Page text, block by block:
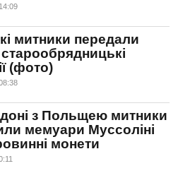
митники передали
(фото)
з Польщею митники
мемуари Муссоліні
монети